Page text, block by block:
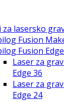
za lasersko
Fusion
Fusion Edge
Laser za
Edge 36
Laser za
Edge 24